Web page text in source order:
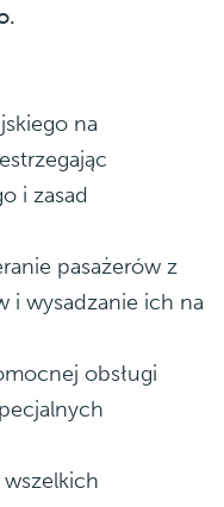
na
i zasad
pasażerów z
i wysadzanie ich na
obsługi